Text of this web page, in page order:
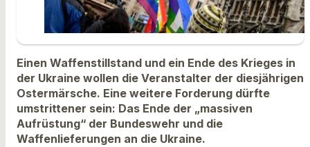
Einen Waffenstillstand und ein Ende des Krieges in
der Ukraine wollen die Veranstalter der diesjährigen
Ostermärsche. Eine weitere Forderung dürfte
umstrittener sein: Das Ende der „massiven
Aufrüstung“ der Bundeswehr und die
Waffenlieferungen an die Ukraine.